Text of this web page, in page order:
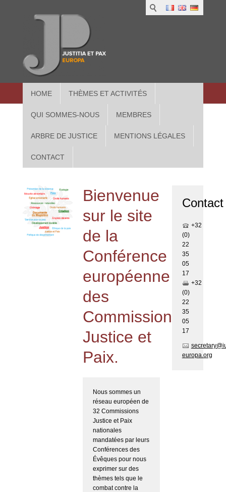
HOME THÈMES ET ACTIVITÉS
QUI SOMMES-NOUS MEMBRES
ARBRE DE JUSTICE MENTIONS LÉGALES
CONTACT
in
Bienvenue
sur le site
de la
Conférence
européenne
des
Commissions
Justice et
Paix.
Nous sommes un
réseau européen de
32 Commissions
Justice et Paix
nationales
mandatées par leurs
Conférences des
Évêques pour nous
exprimer sur des
thèmes tels que le
combat contre la
Contact
+32
(0)
22
35
05
17
+32
(0)
22
35
05
17
europa.org